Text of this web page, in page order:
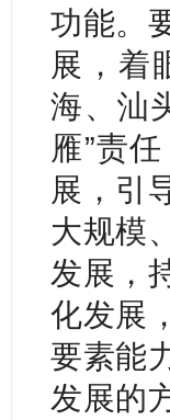
功能。
展，着
海、汕
雁”责
展，引
大规模
发展，
化发展
要素能
发展的